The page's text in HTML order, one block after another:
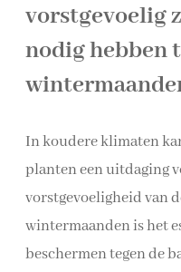
vorstgevoelig
nodig hebben
In koudere klimaten
planten een uitdaging
vorstgevoeligheid van
wintermaanden is het
beschermen tegen de